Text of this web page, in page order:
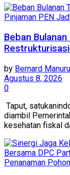
Beban
Restrukturisasi
by Bernard
Agustus 8, 2026
0
Taput,
diambil
kesehatan fiskal